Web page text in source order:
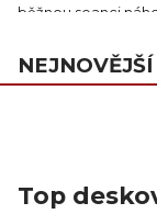
běžnou seanci
Top